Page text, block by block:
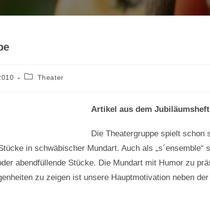
Beitrags-
Theater
Artikel aus dem Jubiläumsheft
Die Theatergruppe spielt schon
in schwäbischer Mundart. Auch als „s´ensemble“
abendfüllende Stücke. Die Mundart mit Humor zu
zu zeigen ist unsere Hauptmotivation neben